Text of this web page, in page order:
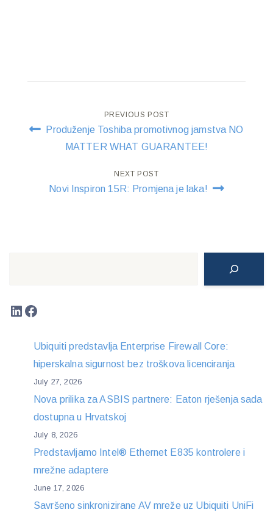
Post
navigation
PREVIOUS POST
Produženje Toshiba promotivnog jamstva NO
MATTER WHAT GUARANTEE!
NEXT POST
Novi Inspiron 15R: Promjena je laka!
LinkedIn
Facebook
Ubiquiti predstavlja Enterprise Firewall Core:
hiperskalna sigurnost bez troškova licenciranja
July 27, 2026
Nova prilika za ASBIS partnere: Eaton rješenja sada
dostupna u Hrvatskoj
July 8, 2026
Predstavljamo Intel® Ethernet E835 kontrolere i
mrežne adaptere
June 17, 2026
Savršeno sinkronizirane AV mreže uz Ubiquiti UniFi